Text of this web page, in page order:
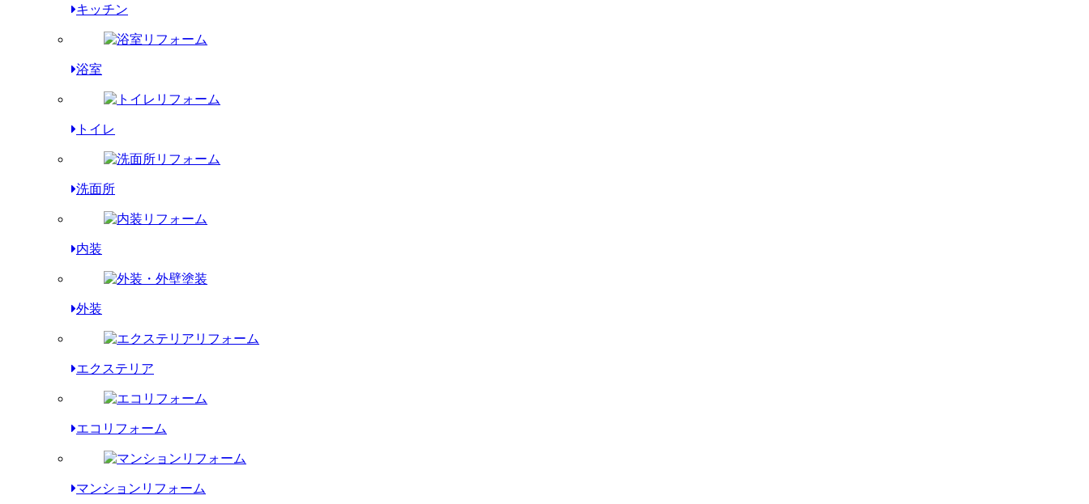
キッチン
浴室
トイレ
洗面所
内装
外装
エクステリア
エコリフォーム
マンションリフォーム